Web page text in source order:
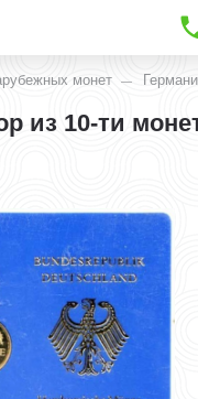
монет
из 10-ти